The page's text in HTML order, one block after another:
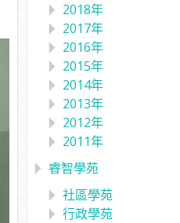
2018年
2017年
2016年
2015年
2014年
2013年
2012年
2011年
睿智學苑
社區學苑
行政學苑